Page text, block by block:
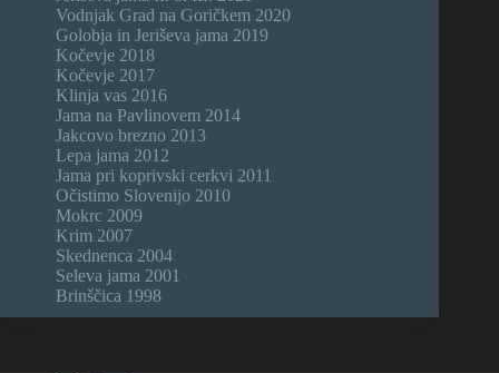
Vodnjak Grad na Goričkem 2020
Golobja in Jeriševa jama 2019
Kočevje 2018
Kočevje 2017
Klinja vas 2016
Jama na Pavlinovem 2014
Jakcovo brezno 2013
Lepa jama 2012
Jama pri koprivski cerkvi 2011
Očistimo Slovenijo 2010
Mokrc 2009
Krim 2007
Skednenca 2004
Seleva jama 2001
Brinščica 1998